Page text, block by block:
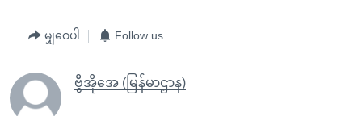
မျှဝေပါ Follow us
ဗွီအိုအေ (မြန်မာဌာန)